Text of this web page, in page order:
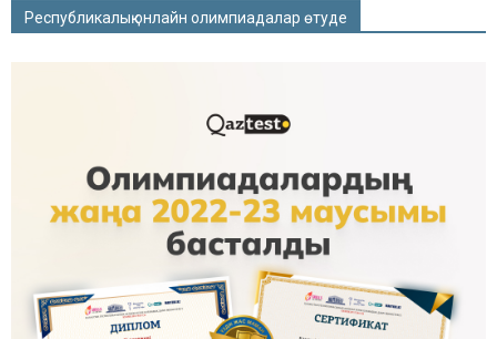
Республикалық онлайн олимпиадалар өтуде